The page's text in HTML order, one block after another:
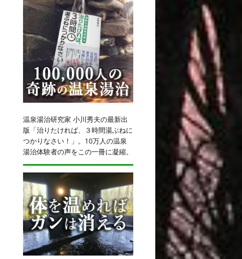
温泉湯治研究家 小川秀夫の最新出
版「治りたければ、３時間湯ぶねに
つかりなさい！」。10万人の温泉
湯治体験者の声をこの一冊に凝縮。